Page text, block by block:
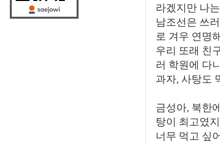
라겠지만 나
남조선은 쓰
로 겨우 연명
우리 또래 친
러 학원에 다
과자, 사탕도
금성아, 북한
탕이 최고였
너무 먹고 싶